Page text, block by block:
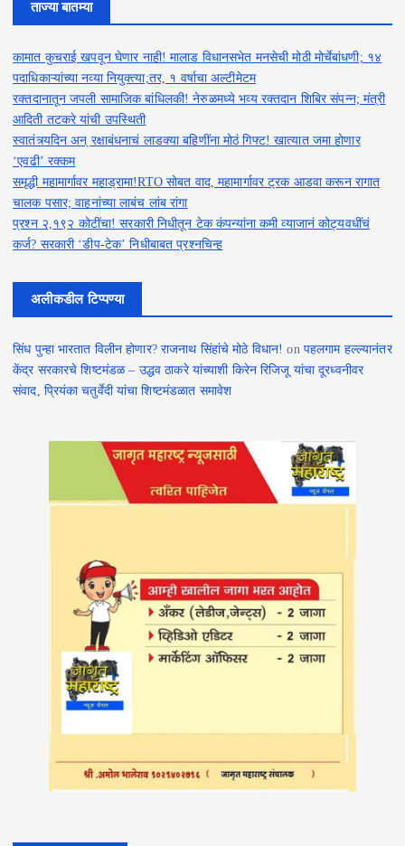
ताज्या बातम्या
कामात कुचराई खपवून घेणार नाही! मालाड विधानसभेत मनसेची मोठी मोर्चेबांधणी; १४
पदाधिकाऱ्यांच्या नव्या नियुक्त्या;तर, १ वर्षाचा अल्टीमेटम
रक्तदानातून जपली सामाजिक बांधिलकी! नेरुळमध्ये भव्य रक्तदान शिबिर संपन्न; मंत्री
आदिती तटकरे यांची उपस्थिती
स्वातंत्र्यदिन अन् रक्षाबंधनाचं लाडक्या बहि‍णींना मोठं गिफ्ट! खात्यात जमा होणार
‘एवढी’ रक्कम
समृद्धी महामार्गावर महाड्रामा!RTO सोबत वाद, महामार्गावर ट्रक आडवा करून रागात
चालक पसार; वाहनांच्या लाबंच लांब रांगा
प्रश्न २,१९२ कोटींचा! सरकारी निधीतून टेक कंपन्यांना कमी व्याजानं कोट्यवधींचं
कर्ज? सरकारी ‘डीप-टेक’ निधीबाबत प्रश्नचिन्ह
अलीकडील टिप्पण्या
सिंध पुन्हा भारतात विलीन होणार? राजनाथ सिंहांचे मोठे विधान! on पहलगाम हल्ल्यानंतर
केंद्र सरकारचे शिष्टमंडळ – उद्धव ठाकरे यांच्याशी किरेन रिजिजू यांचा दूरध्वनीवर
संवाद, प्रियंका चतुर्वेदी यांचा शिष्टमंडळात समावेश